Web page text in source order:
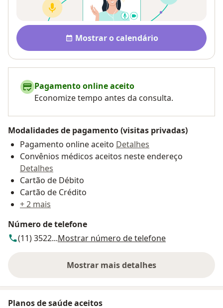
Pagamento após a consulta
Disponibilidade
Mostrar o calendário
Pagamento online aceito
Economize tempo antes da consulta.
Modalidades de pagamento (visitas privadas)
Pagamento online aceito Detalhes
Convênios médicos aceitos neste endereço
Detalhes
Cartão de Débito
Cartão de Crédito
+ 2 mais
Número de telefone
(11) 3522...Mostrar número de telefone
Mostrar mais detalhes
sobre o endereço
Planos de saúde aceitos